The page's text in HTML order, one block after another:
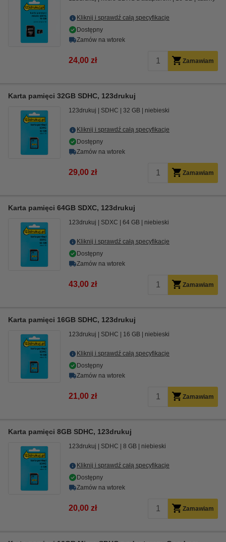
Kliknij i sprawdź całą specyfikacje
Dostępny
Zamów na wtorek
24,00 zł Zamawiam
Karta pamięci 32GB SDHC, 123drukuj
123drukuj SDHC 32 GB niebieski
Kliknij i sprawdź całą specyfikacje
Dostępny
Zamów na wtorek
29,00 zł Zamawiam
Karta pamięci 64GB SDXC, 123drukuj
123drukuj SDXC 64 GB niebieski
Kliknij i sprawdź całą specyfikacje
Dostępny
Zamów na wtorek
43,00 zł Zamawiam
Karta pamięci 16GB SDHC, 123drukuj
123drukuj SDHC 16 GB niebieski
Kliknij i sprawdź całą specyfikacje
Dostępny
Zamów na wtorek
21,00 zł Zamawiam
Karta pamięci 8GB SDHC, 123drukuj
123drukuj SDHC 8 GB niebieski
Kliknij i sprawdź całą specyfikacje
Dostępny
Zamów na wtorek
20,00 zł Zamawiam